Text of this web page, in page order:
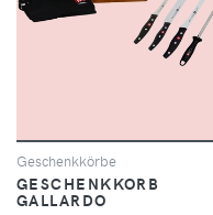
Geschenkkörbe
GESCHENKKORB
GALLARDO